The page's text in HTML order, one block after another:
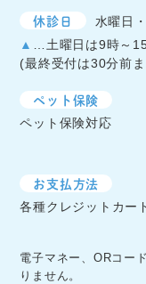
休診日
水曜日
▲ …土曜日は9時～
(最終受付は30分前
ペット保険
ペット保険対応
お支払方法
各種クレジットカー
電子マネー、ORコー
りません。